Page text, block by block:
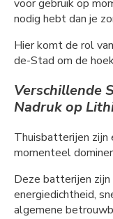
voor gebruik op
nodig hebt dan je
Hier komt de rol
de-Stad om de
Verschillende
Nadruk op
Thuisbatterijen zijn
momenteel
Deze batterijen zijn
energiedichtheid,
algemene